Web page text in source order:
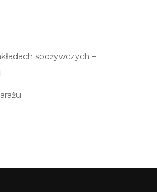
spożywczych –